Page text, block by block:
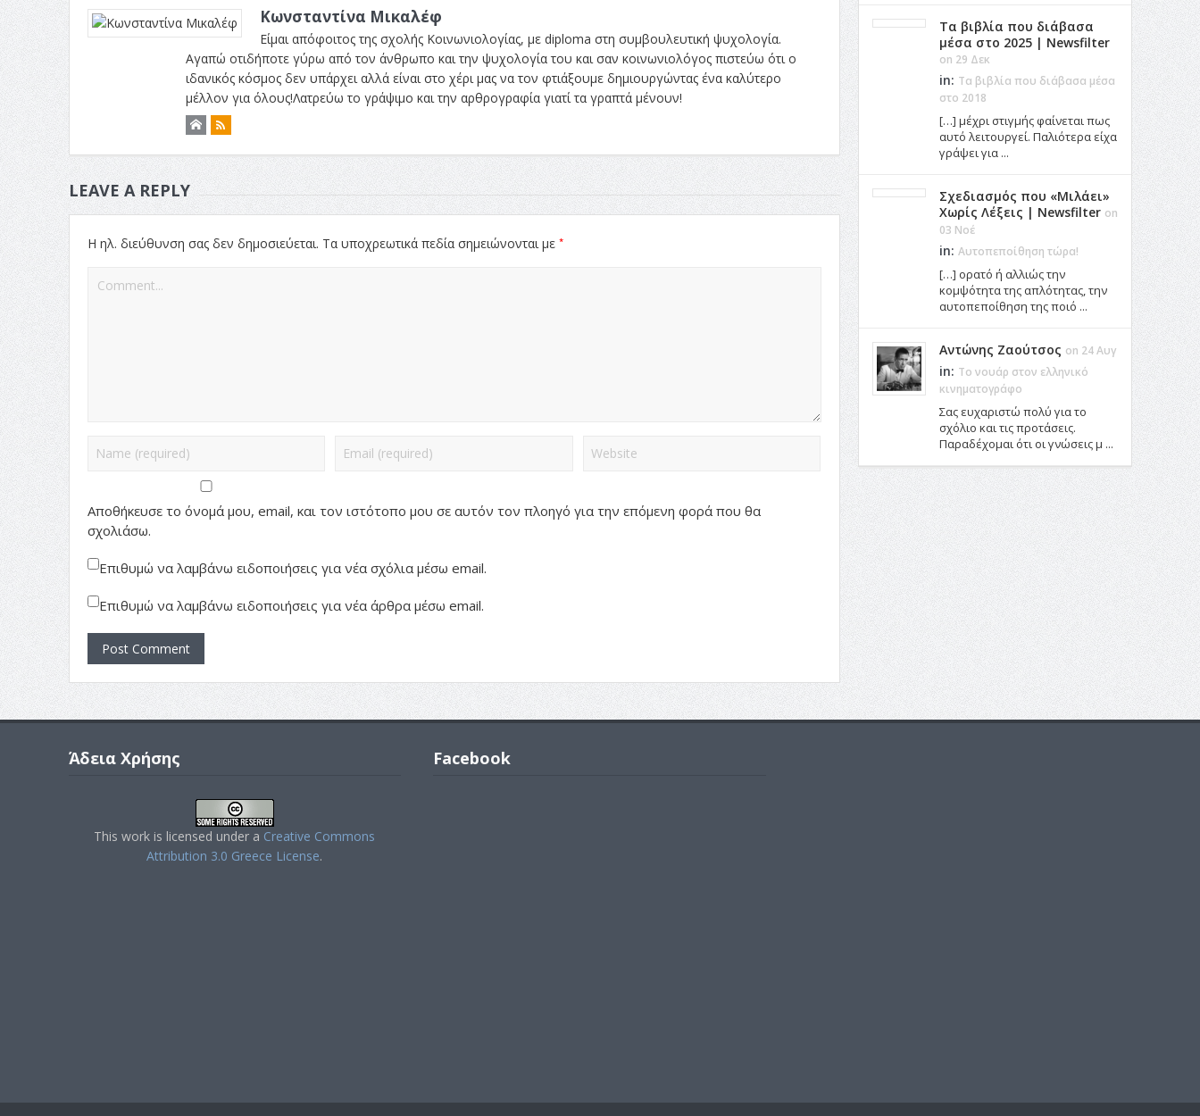
Κωνσταντίνα Μικαλέφ
Είμαι απόφοιτος της σχολής Κοινωνιολογίας, με diploma στη συμβουλευτική ψυχολογία.
Αγαπώ οτιδήποτε γύρω από τον άνθρωπο και την ψυχολογία του και σαν κοινωνιολόγος πιστεύω ότι ο
ιδανικός κόσμος δεν υπάρχει αλλά είναι στο χέρι μας να τον φτιάξουμε δημιουργώντας ένα καλύτερο
μέλλον για όλους!Λατρεύω το γράψιμο και την αρθρογραφία γιατί τα γραπτά μένουν!
LEAVE A REPLY
Η ηλ. διεύθυνση σας δεν δημοσιεύεται. Τα υποχρεωτικά πεδία σημειώνονται με *
Αποθήκευσε το όνομά μου, email, και τον ιστότοπο μου σε αυτόν τον πλοηγό για την επόμενη φορά που θα
σχολιάσω.
Επιθυμώ να λαμβάνω ειδοποιήσεις για νέα σχόλια μέσω email.
Επιθυμώ να λαμβάνω ειδοποιήσεις για νέα άρθρα μέσω email.
Τα βιβλία που διάβασα
μέσα στο 2025 | Newsfilter
on 29 Δεκ
in: Τα βιβλία που διάβασα μέσα
στο 2018
[…] μέχρι στιγμής φαίνεται πως
αυτό λειτουργεί. Παλιότερα είχα
γράψει για ...
Σχεδιασμός που «Μιλάει»
Χωρίς Λέξεις | Newsfilter on
03 Νοέ
in: Αυτοπεποίθηση τώρα!
[…] ορατό ή αλλιώς την
κομψότητα της απλότητας, την
αυτοπεποίθηση της ποιό ...
Αντώνης Ζαούτσος on 24 Αυγ
in: Το νουάρ στον ελληνικό
κινηματογράφο
Σας ευχαριστώ πολύ για το
σχόλιο και τις προτάσεις.
Παραδέχομαι ότι οι γνώσεις μ ...
Άδεια Χρήσης
This work is licensed under a Creative Commons
Attribution 3.0 Greece License.
Facebook